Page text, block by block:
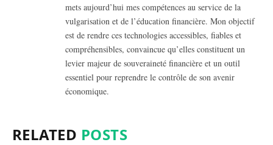
mets aujourd’hui mes compétences au service de la
vulgarisation et de l’éducation financière. Mon objectif
est de rendre ces technologies accessibles, fiables et
compréhensibles, convaincue qu’elles constituent un
levier majeur de souveraineté financière et un outil
essentiel pour reprendre le contrôle de son avenir
économique.
RELATED POSTS